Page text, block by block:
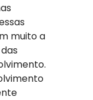
muito a